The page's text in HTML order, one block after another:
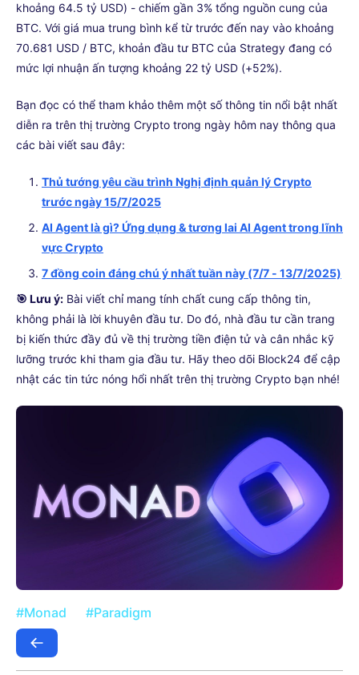
khoảng 64.5 tỷ USD) - chiếm gần 3% tổng nguồn cung của
BTC. Với giá mua trung bình kể từ trước đến nay vào khoảng
70.681 USD / BTC, khoản đầu tư BTC của Strategy đang có
mức lợi nhuận ấn tượng khoảng 22 tỷ USD (+52%).
Bạn đọc có thể tham khảo thêm một số thông tin nổi bật nhất
diễn ra trên thị trường Crypto trong ngày hôm nay thông qua
các bài viết sau đây:
Thủ tướng yêu cầu trình Nghị định quản lý Crypto
trước ngày 15/7/2025
AI Agent là gì? Ứng dụng & tương lai AI Agent trong lĩnh
vực Crypto
7 đồng coin đáng chú ý nhất tuần này (7/7 - 13/7/2025)
🎯 Lưu ý: Bài viết chỉ mang tính chất cung cấp thông tin,
không phải là lời khuyên đầu tư. Do đó, nhà đầu tư cần trang
bị kiến thức đầy đủ về thị trường tiền điện tử và cân nhắc kỹ
lưỡng trước khi tham gia đầu tư. Hãy theo dõi Block24 để cập
nhật các tin tức nóng hổi nhất trên thị trường Crypto bạn nhé!
#Monad #Paradigm